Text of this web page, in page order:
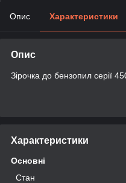
Опис Характеристики
Опис
Зірочка до бензопил серії
Характеристики
Основні
Стан